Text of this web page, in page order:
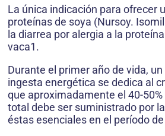
La única indicación para ofrecer
proteínas de soya (Nursoy.
la diarrea por alergia a la
vaca1.
Durante el primer año de vida,
ingesta energética se dedica al
que aproximadamente el 40-
total debe ser suministrado por
éstas esenciales en el período